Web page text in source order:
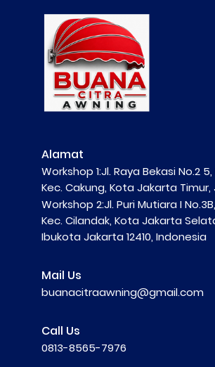
Alamat
Workshop 1:Jl. Raya Bekasi No.2
Kec. Cakung, Kota Jakarta Timur,
Workshop 2:Jl. Puri Mutiara I
Kec. Cilandak, Kota Jakarta
Ibukota Jakarta 12410, Indonesia
Mail Us
buanacitraawning@gmail.com
Call Us
0813-8565-7976